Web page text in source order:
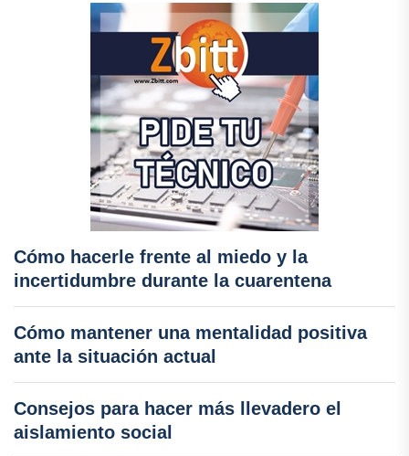
Cómo hacerle frente al miedo y la
incertidumbre durante la cuarentena
Cómo mantener una mentalidad positiva
ante la situación actual
Consejos para hacer más llevadero el
aislamiento social